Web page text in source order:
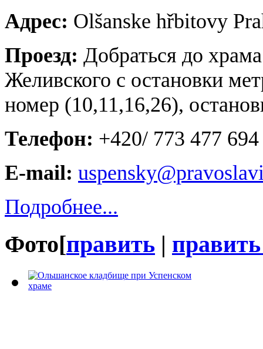
Адрес: Olšanske hřbitovy
Проезд: Добраться до
Желивского с остановки
номер (10,11,16,26),
Телефон: +420/ 773 477 694
E-mail:
Подробнее...
Фото[править |